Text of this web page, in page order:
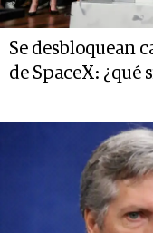
Se desbloquean
de SpaceX: ¿qué